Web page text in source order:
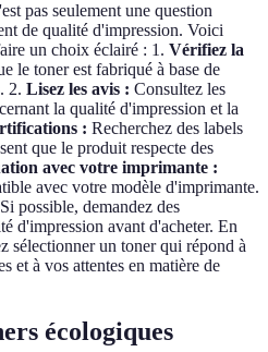
pas seulement une question
de qualité d'impression. Voici
un choix éclairé : 1. Vérifiez la
le toner est fabriqué à base de
2. Lisez les avis : Consultez les
la qualité d'impression et la
: Recherchez des labels
que le produit respecte des
avec votre imprimante :
avec votre modèle d'imprimante.
Si possible, demandez des
d'impression avant d'acheter. En
sélectionner un toner qui répond à
et à vos attentes en matière de
écologiques